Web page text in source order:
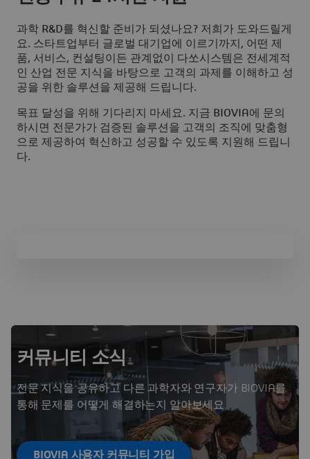
과학 R&D를 혁신할 준비가 되셨나요? 저희가 도와드릴게
요. 스타트업부터 글로벌 대기업에 이르기까지, 어떤 제
품, 서비스, 컨설팅이든 관계없이 다쏘시스템은 전세계적
인 산업 전문 지식을 바탕으로 고객의 과제를 이해하고 성
공을 위한 솔루션을 제공해 드립니다.
목표 달성을 위해 기다리지 마세요. 지금 BIOVIA에 문의
하시면 전문가가 검증된 솔루션을 고객의 조직에 맞춤형
으로 제공하여 혁신하고 성공할 수 있도록 지원해 드립니
다.
커뮤니티 소식
전문 지식을 공유하고 다른 과학자와 연구자가 BIOVIA를
통해 문제를 어떻게 해결하는지 알아보세요.
BIOVIA 사용자 커뮤니티 가입